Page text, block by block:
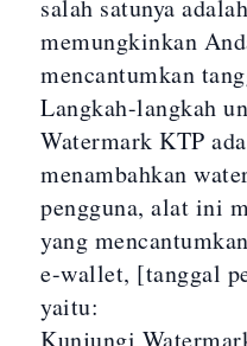
salah satunya adalah
memungkinkan
mencantumkan
Langkah-langkah
Watermark KTP
menambahkan
pengguna, alat ini
yang
e-wallet, [tanggal
yaitu:
Kunjungi